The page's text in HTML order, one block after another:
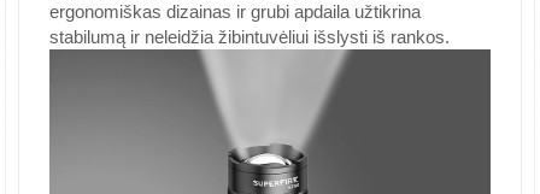
ergonomiškas dizainas ir grubi apdaila užtikrina
stabilumą ir neleidžia žibintuvėliui išslysti iš rankos.